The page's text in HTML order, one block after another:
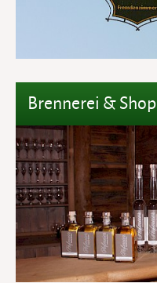
Brennerei & Shop